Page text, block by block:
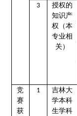
3
授权的
知识产
权（本
专业相
关）
竞
赛
获
1
吉林大
学本科
生学科